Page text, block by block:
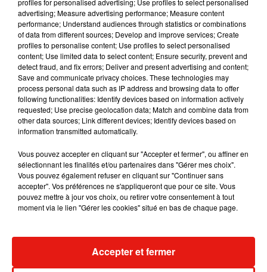
Musique
7 août 2026
Julien Lieb s’essaye à la vie de chatelain
dans son nouveau clip
7 août 2026
Madonna sort enfin le remix de « Love
Tayc et Didi B dévoilent le single le plus
profiles for personalised advertising; Use profiles to select personalised
advertising; Measure advertising performance; Measure content
performance; Understand audiences through statistics or combinations
of data from different sources; Develop and improve services; Create
profiles to personalise content; Use profiles to select personalised
content; Use limited data to select content; Ensure security, prevent and
detect fraud, and fix errors; Deliver and present advertising and content;
Save and communicate privacy choices. These technologies may
process personal data such as IP address and browsing data to offer
following functionalities: Identify devices based on information actively
requested; Use precise geolocation data; Match and combine data from
other data sources; Link different devices; Identify devices based on
information transmitted automatically.
Vous pouvez accepter en cliquant sur "Accepter et fermer", ou affiner en
sélectionnant les finalités et/ou partenaires dans "Gérer mes choix".
Vous pouvez également refuser en cliquant sur "Continuer sans
accepter". Vos préférences ne s'appliqueront que pour ce site. Vous
pouvez mettre à jour vos choix, ou retirer votre consentement à tout
moment via le lien "Gérer les cookies" situé en bas de chaque page.
Accepter et fermer